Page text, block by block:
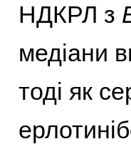
НДКРЛ з
медіани
тоді як